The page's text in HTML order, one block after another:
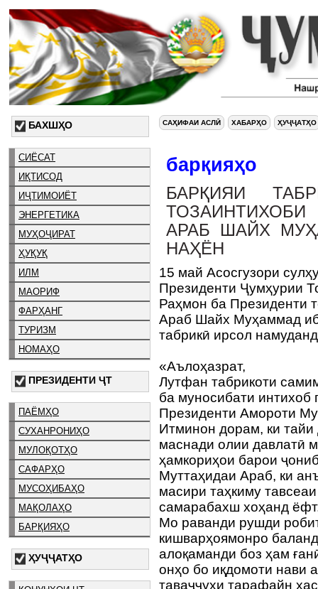
БАХШҲО
СИЁСАТ
ИҚТИСОД
ИҶТИМОИЁТ
ЭНЕРГЕТИКА
МУҲОҶИРАТ
ҲУҚУҚ
ИЛМ
МАОРИФ
ФАРҲАНГ
ТУРИЗМ
НОМАҲО
ПРЕЗИДЕНТИ ҶТ
ПАЁМҲО
СУХАНРОНИҲО
МУЛОҚОТҲО
САФАРҲО
МУСОҲИБАҲО
МАҚОЛАҲО
БАРҚИЯҲО
ҲУҶҶАТҲО
САҲИФАИ АСЛӢ ХАБАРҲО ҲУҶҶАТҲО
барқияҳо
БАРҚИЯИ
АРАБ ШАЙХ
НАҲЁН
15 май Асосгузори
Президенти Ҷумҳурии
Раҳмон ба Президенти
Араб Шайх Муҳаммад
табрикӣ ирсол
«Аълоҳазрат,
Лутфан табрикоти
ба муносибати интихоб
Президенти Амороти
Итминон дорам, ки
маснади олии давлатӣ
ҳамкориҳои барои
Муттаҳидаи Араб, ки
масири таҳкиму
самарабахш хоҳанд
Мо раванди рушди
кишварҳоямонро
алоқаманди боз ҳам
онҳо бо иқдомоти нави
таваҷҷуҳи тарафайн